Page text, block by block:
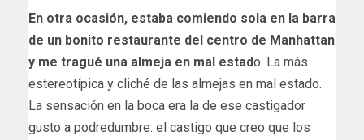
En otra ocasión, estaba comiendo sola en la barra
de un bonito restaurante del centro de Manhattan
y me tragué una almeja en mal estado. La más
estereotípica y cliché de las almejas en mal estado.
La sensación en la boca era la de ese castigador
gusto a podredumbre: el castigo que creo que los